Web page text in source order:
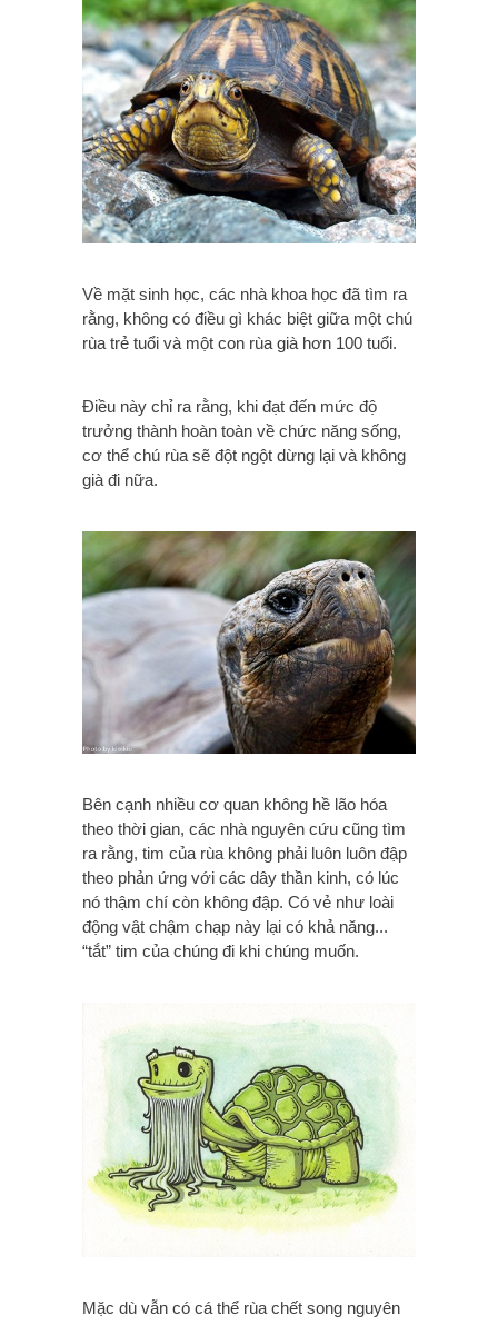
Về mặt sinh học, các nhà khoa học đã tìm ra
rằng, không có điều gì khác biệt giữa một chú
rùa trẻ tuổi và một con rùa già hơn 100 tuổi.
Điều này chỉ ra rằng, khi đạt đến mức độ
trưởng thành hoàn toàn về chức năng sống,
cơ thể chú rùa sẽ đột ngột dừng lại và không
già đi nữa.
Bên cạnh nhiều cơ quan không hề lão hóa
theo thời gian, các nhà nguyên cứu cũng tìm
ra rằng, tim của rùa không phải luôn luôn đập
theo phản ứng với các dây thần kinh, có lúc
nó thậm chí còn không đập. Có vẻ như loài
động vật chậm chạp này lại có khả năng...
“tắt” tim của chúng đi khi chúng muốn.
Mặc dù vẫn có cá thể rùa chết song nguyên